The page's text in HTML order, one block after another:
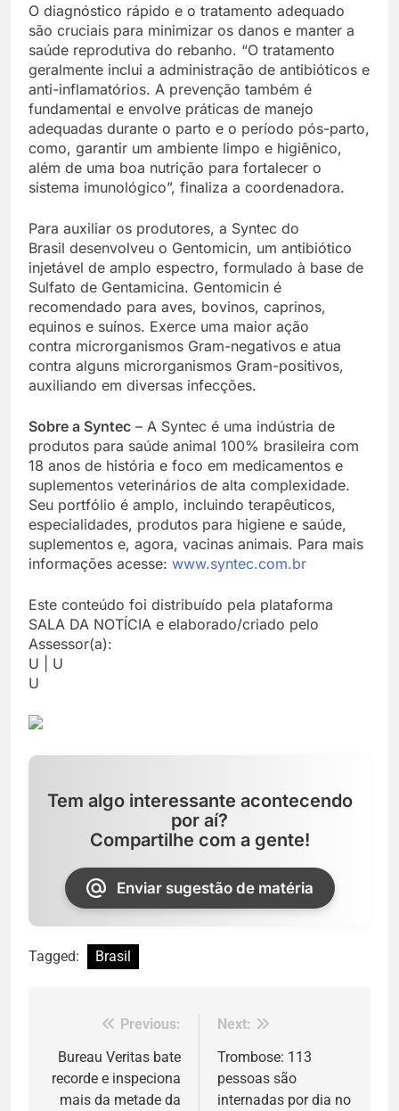
O diagnóstico rápido e o tratamento adequado
são cruciais para minimizar os danos e manter a
saúde reprodutiva do rebanho. “O tratamento
geralmente inclui a administração de antibióticos e
anti-inflamatórios. A prevenção também é
fundamental e envolve práticas de manejo
adequadas durante o parto e o período pós-parto,
como, garantir um ambiente limpo e higiênico,
além de uma boa nutrição para fortalecer o
sistema imunológico”, finaliza a coordenadora.
Para auxiliar os produtores, a Syntec do
Brasil desenvolveu o Gentomicin, um antibiótico
injetável de amplo espectro, formulado à base de
Sulfato de Gentamicina. Gentomicin é
recomendado para aves, bovinos, caprinos,
equinos e suínos. Exerce uma maior ação
contra microrganismos Gram-negativos e atua
contra alguns microrganismos Gram-positivos,
auxiliando em diversas infecções.
Sobre a Syntec – A Syntec é uma indústria de
produtos para saúde animal 100% brasileira com
18 anos de história e foco em medicamentos e
suplementos veterinários de alta complexidade.
Seu portfólio é amplo, incluindo terapêuticos,
especialidades, produtos para higiene e saúde,
suplementos e, agora, vacinas animais. Para mais
informações acesse: www.syntec.com.br
Este conteúdo foi distribuído pela plataforma
SALA DA NOTÍCIA e elaborado/criado pelo
Assessor(a):
U | U
U
Tem algo interessante acontecendo
por aí?
Compartilhe com a gente!
Enviar sugestão de matéria
Tagged: Brasil
Navegação
de
Post
Previous:
Bureau Veritas bate
recorde e inspeciona
mais da metade da
Next:
Trombose: 113
pessoas são
internadas por dia no